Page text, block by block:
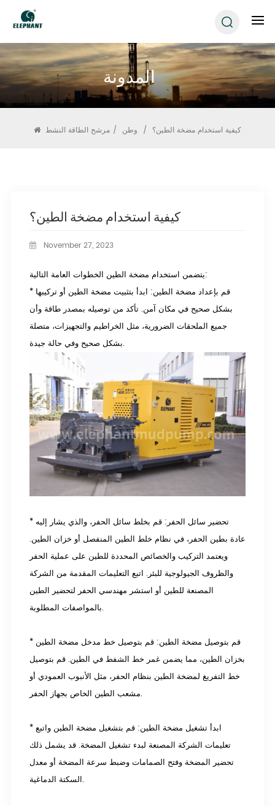
المدونة
وطن / مرشح الطاقة النشط / كيفية استخدام مضخة الطين؟
كيفية استخدام مضخة الطين؟
November 27, 2023
يتضمن استخدام مضخة الطين الخطوات العامة التالية:
* قم بإعداد مضخة الطين: ابدأ بتثبيت مضخة الطين أو تركيبها
بشكل صحيح في مكان آمن. تأكد من توصيله بمصدر طاقة وأن
جميع الملحقات الضرورية، مثل الخراطيم والتجهيزات، متصلة
بشكل صحيح وفي حالة جيدة.
* تحضير سائل الحفر: قم بخلط سائل الحفر، والذي يشار إليه
عادة بطين الحفر، في نظام خلط الطين المنفصل أو خزان الطين.
ويعتمد التركيب والخصائص المحددة للطين على عملية الحفر
والظروف الجيولوجية للبئر. اتبع التعليمات المقدمة من الشركة
المصنعة للطين أو استشر مهندسي الحفر لتحضير الطين
بالمواصفات المطلوبة.
* قم بتوصيل مضخة الطين: قم بتوصيل خط مدخل مضخة الطين
بخزان الطين، مما يضمن غمر خط الشفط في الطين. قم بتوصيل
خط التفريغ لمضخة الطين بنظام الحفر، مثل الأنبوب العمودي أو
مشعب الطين الخاص بجهاز الحفر.
* ابدأ تشغيل مضخة الطين: قم بتشغيل مضخة الطين واتبع
تعليمات الشركة المصنعة لبدء تشغيل المضخة. قد يشمل ذلك
تحضير المضخة وفتح الصمامات وضبط سرعة المضخة أو معدل
السكتة الدماغية.